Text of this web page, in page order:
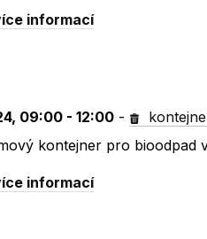
informací
09:00 - 12:00 -
kontejner pro bioodpad
informací